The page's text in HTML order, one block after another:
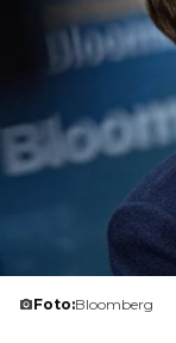
Foto:Bloomberg